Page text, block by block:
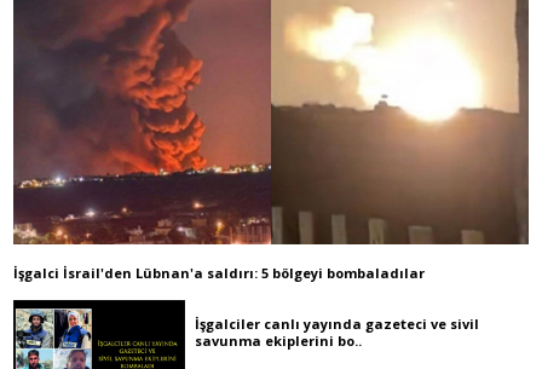
İşgalci İsrail'den Lübnan'a saldırı: 5 bölgeyi bombaladılar
İşgalciler canlı yayında gazeteci ve sivil
savunma ekiplerini bo..